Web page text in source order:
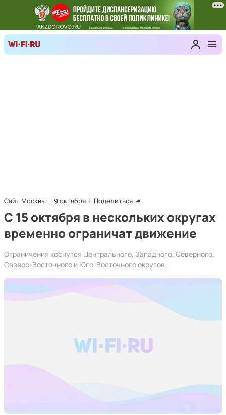
Сайт Москвы 9 октября Поделиться
С 15 октября в нескольких округах
временно ограничат движение
Ограничения коснутся Центрального, Западного, Северного,
Северо-Восточного и Юго-Восточного округов.